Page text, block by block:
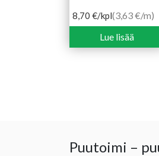
8,70 €/kpl(3,63 €/m)
Lue lisää
Puutoimi –